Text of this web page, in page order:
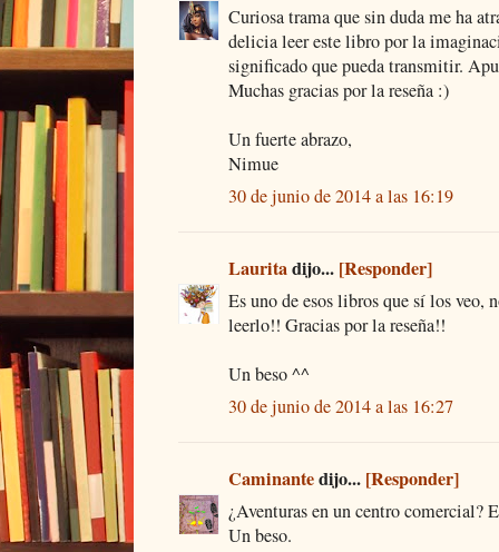
Curiosa trama que sin duda me ha
delicia leer este libro por la
significado que pueda transmitir.
Muchas gracias por la reseña :)
Un fuerte abrazo,
Nimue
30 de junio de 2014 a las 16:19
Lauritadijo... [Responder]
Es uno de esos libros que sí los veo,
leerlo!! Gracias por la reseña!!
Un beso ^^
30 de junio de 2014 a las 16:27
Caminantedijo... [Responder]
¿Aventuras en un centro comercial?
Un beso.